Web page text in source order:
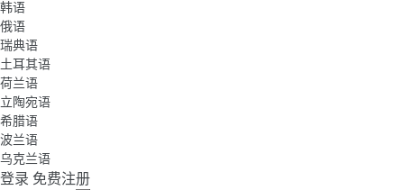
韩语
俄语
瑞典语
土耳其语
荷兰语
立陶宛语
希腊语
波兰语
乌克兰语
登录 免费注册